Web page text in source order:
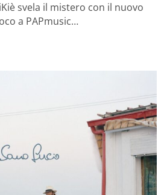
svela il mistero con il nuovo
a PAPmusic…